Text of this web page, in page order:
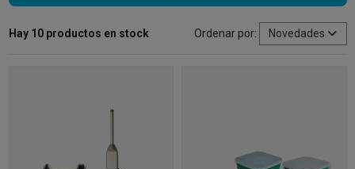
Hay 10 productos en stock Ordenar por: Novedades